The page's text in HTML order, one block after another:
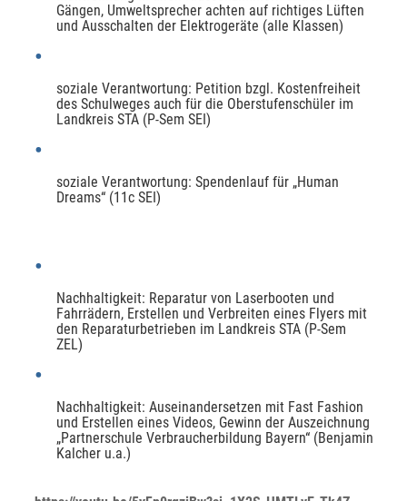
Gängen, Umweltsprecher achten auf richtiges Lüften
und Ausschalten der Elektrogeräte (alle Klassen)
soziale Verantwortung: Petition bzgl. Kostenfreiheit
des Schulweges auch für die Oberstufenschüler im
Landkreis STA (P-Sem SEI)
soziale Verantwortung: Spendenlauf für „Human
Dreams“ (11c SEI)
Nachhaltigkeit: Reparatur von Laserbooten und
Fahrrädern, Erstellen und Verbreiten eines Flyers mit
den Reparaturbetrieben im Landkreis STA (P-Sem
ZEL)
Nachhaltigkeit: Auseinandersetzen mit Fast Fashion
und Erstellen eines Videos, Gewinn der Auszeichnung
„Partnerschule Verbraucherbildung Bayern“ (Benjamin
Kalcher u.a.)